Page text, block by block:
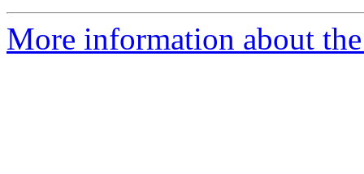
More information about